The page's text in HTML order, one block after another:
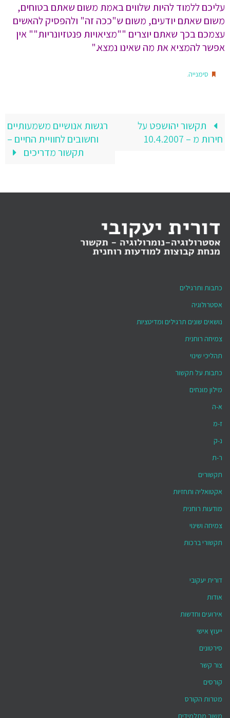
עליכם ללמוד להיות שלווים באמת משום שאתם בטוחים,
משום שאתם יודעים, משום ש"ככה זה" ולהפסיק להאשים
עצמכם בכך שאתם יוצרים ""מציאויות פנטזיונריות"" אין
אפשר להמציא את מה שאינו נמצא."
סימנייה.
תקשור יהושפט על
חירות מ – 10.4.2007
רגשות אנושיים משמעותיים
וחשובים לחוויית החיים –
תקשור מדריכים
כתבות ותרגילים
אסטרולוגיה
נושאים שונים תרגילים ומדיטציות
צמיחה רוחנית
תהליכי שינוי
כתבות על תקשור
מילון מונחים
א-ה
ז-מ
נ-ק
ר-ת
תקשורים
אקטואליה ותחזיות
מודעות רוחנית
צמיחה ושינוי
תקשורי ברכות
דורית יעקובי
אודות
אירועים וחדשות
ייעוץ אישי
סירטונים
צור קשר
קורסים
מטרות הקורס
משוב מתלמידים